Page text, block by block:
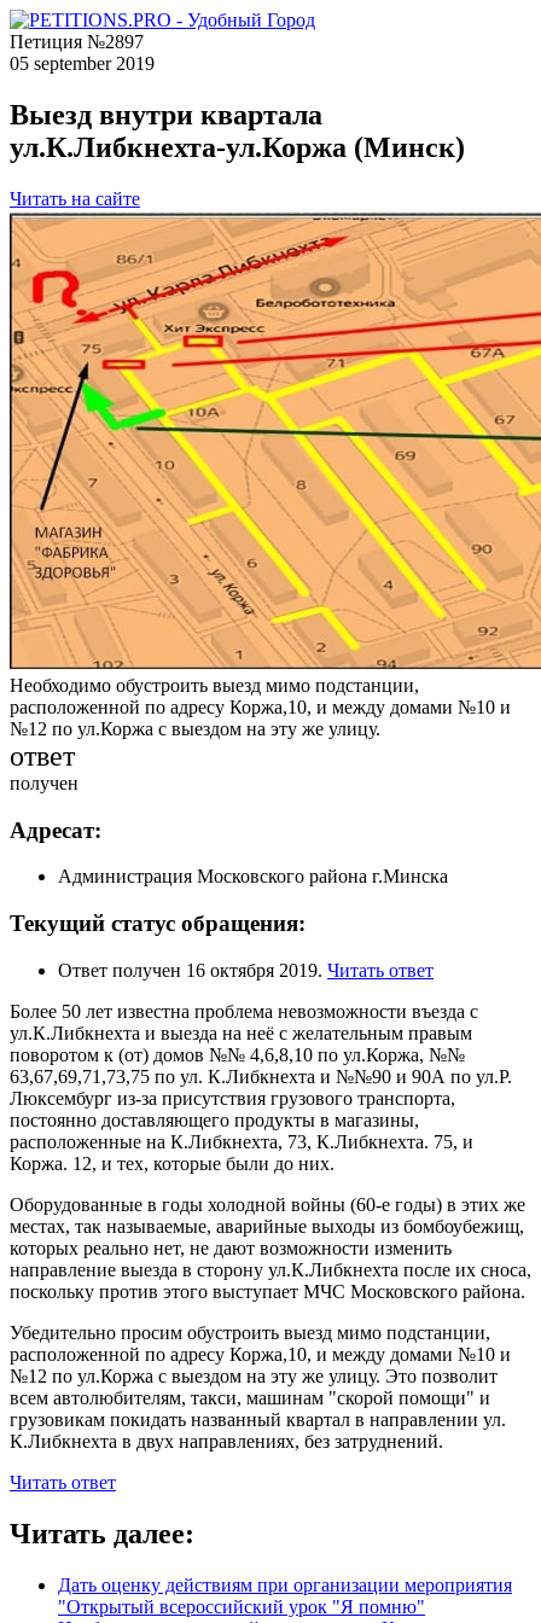
Петиция №2897
05 september 2019
Выезд внутри квартала
ул.К.Либкнехта-ул.Коржа (Минск)
Читать на сайте
Необходимо обустроить выезд мимо подстанции,
расположенной по адресу Коржа,10, и между домами №10 и
№12 по ул.Коржа с выездом на эту же улицу.
ответ
получен
Адресат:
Администрация Московского района г.Минска
Текущий статус обращения:
Ответ получен 16 октября 2019. Читать ответ
Более 50 лет известна проблема невозможности въезда с
ул.К.Либкнехта и выезда на неё с желательным правым
поворотом к (от) домов №№ 4,6,8,10 по ул.Коржа, №№
63,67,69,71,73,75 по ул. К.Либкнехта и №№90 и 90А по ул.Р.
Люксембург из-за присутствия грузового транспорта,
постоянно доставляющего продукты в магазины,
расположенные на К.Либкнехта, 73, К.Либкнехта. 75, и
Коржа. 12, и тех, которые были до них.
Оборудованные в годы холодной войны (60-е годы) в этих же
местах, так называемые, аварийные выходы из бомбоубежищ,
которых реально нет, не дают возможности изменить
направление выезда в сторону ул.К.Либкнехта после их сноса,
поскольку против этого выступает МЧС Московского района.
Убедительно просим обустроить выезд мимо подстанции,
расположенной по адресу Коржа,10, и между домами №10 и
№12 по ул.Коржа с выездом на эту же улицу. Это позволит
всем автолюбителям, такси, машинам "скорой помощи" и
грузовикам покидать названный квартал в направлении ул.
К.Либкнехта в двух направлениях, без затруднений.
Читать ответ
Читать далее:
Дать оценку действиям при организации мероприятия
"Открытый всероссийский урок "Я помню"